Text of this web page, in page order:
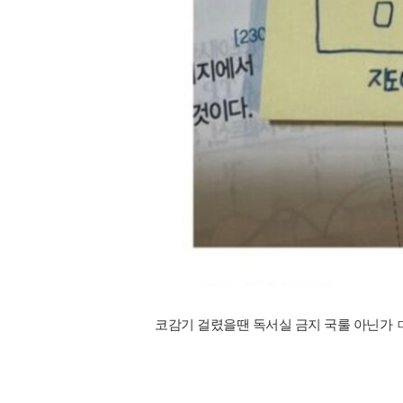
코감기 걸렸을땐 독서실 금지 국룰 아닌가